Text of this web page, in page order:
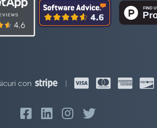
con |